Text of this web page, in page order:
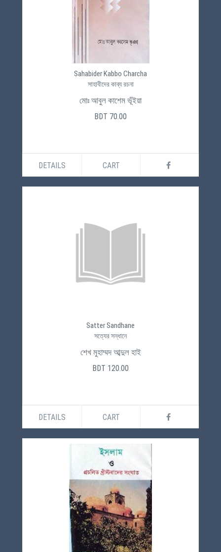
Sahabider Kabbo Charcha
সাহাবীদের কাব্য রচনা
মোঃ আবুল কাশেম ভূঁইয়া
BDT 70.00
DETAILS CART
Satter Sandhane
সত্যের সন্ধানে
শেখ মুহাম্মদ আব্দুল হাই
BDT 120.00
DETAILS CART